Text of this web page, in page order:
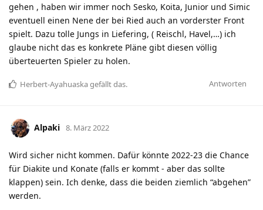
gehen , haben wir immer noch Sesko, Koita, Junior und Simic
eventuell einen Nene der bei Ried auch an vorderster Front
spielt. Dazu tolle Jungs in Liefering, ( Reischl, Havel,…) ich
glaube nicht das es konkrete Pläne gibt diesen völlig
überteuerten Spieler zu holen.
Antworten
Herbert-Ayahuaskagefällt das.
Alpaki 8. März 2022
Wird sicher nicht kommen. Dafür könnte 2022-23 die Chance
für Diakite und Konate (falls er kommt - aber das sollte
klappen) sein. Ich denke, dass die beiden ziemlich “abgehen”
werden.